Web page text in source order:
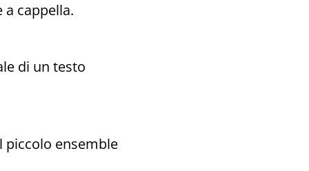
cappella.
di un testo
piccolo ensemble